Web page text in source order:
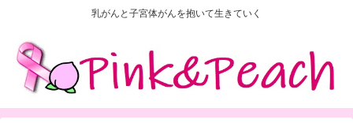
乳がんと子宮体がんを抱いて生きていく